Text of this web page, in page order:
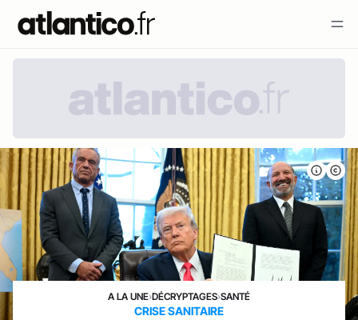
A LA UNE›DÉCRYPTAGES›SANTÉ
CRISE SANITAIRE